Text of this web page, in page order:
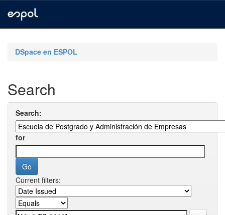
navigationDSpace en ESPOL
Search
Search:
for
Current filters: